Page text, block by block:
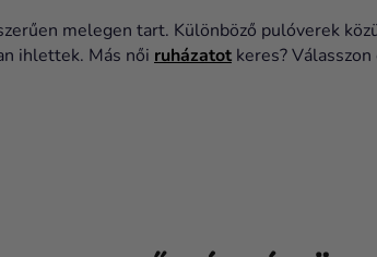
melegen tart. Különböző pulóverek
ihlettek. Más női ruházatot keres?